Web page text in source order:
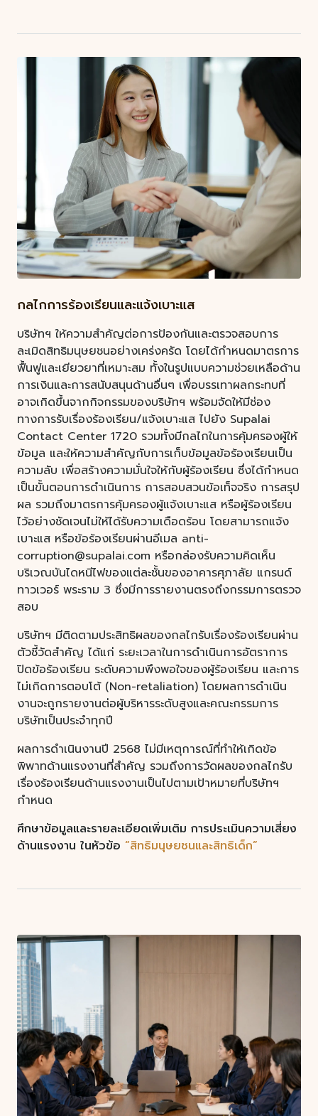
กลไกการร้องเรียนและแจ้งเบาะแส
บริษัทฯ ให้ความสำคัญต่อการป้องกันและตรวจสอบการ
ละเมิดสิทธิมนุษยชนอย่างเคร่งครัด โดยได้กำหนดมาตรการ
ฟื้นฟูและเยียวยาที่เหมาะสม ทั้งในรูปแบบความช่วยเหลือด้าน
การเงินและการสนับสนุนด้านอื่นๆ เพื่อบรรเทาผลกระทบที่
อาจเกิดขึ้นจากกิจกรรมของบริษัทฯ พร้อมจัดให้มีช่อง
ทางการรับเรื่องร้องเรียน/แจ้งเบาะแส ไปยัง Supalai
Contact Center 1720 รวมทั้งมีกลไกในการคุ้มครองผู้ให้
ข้อมูล และให้ความสำคัญกับการเก็บข้อมูลข้อร้องเรียนเป็น
ความลับ เพื่อสร้างความมั่นใจให้กับผู้ร้องเรียน ซึ่งได้กำหนด
เป็นขั้นตอนการดำเนินการ การสอบสวนข้อเท็จจริง การสรุป
ผล รวมถึงมาตรการคุ้มครองผู้แจ้งเบาะแส หรือผู้ร้องเรียน
ไว้อย่างชัดเจนไม่ให้ได้รับความเดือดร้อน โดยสามารถแจ้ง
เบาะแส หรือข้อร้องเรียนผ่านอีเมล anti-
corruption@supalai.com หรือกล่องรับความคิดเห็น
บริเวณบันไดหนีไฟของแต่ละชั้นของอาคารศุภาลัย แกรนด์
ทาวเวอร์ พระราม 3 ซึ่งมีการรายงานตรงถึงกรรมการตรวจ
สอบ
บริษัทฯ มีติดตามประสิทธิผลของกลไกรับเรื่องร้องเรียนผ่าน
ตัวชี้วัดสำคัญ ได้แก่ ระยะเวลาในการดำเนินการอัตราการ
ปิดข้อร้องเรียน ระดับความพึงพอใจของผู้ร้องเรียน และการ
ไม่เกิดการตอบโต้ (Non-retaliation) โดยผลการดำเนิน
งานจะถูกรายงานต่อผู้บริหารระดับสูงและคณะกรรมการ
บริษัทเป็นประจำทุกปี
ผลการดำเนินงานปี 2568 ไม่มีเหตุการณ์ที่ทำให้เกิดข้อ
พิพาทด้านแรงงานที่สำคัญ รวมถึงการวัดผลของกลไกรับ
เรื่องร้องเรียนด้านแรงงานเป็นไปตามเป้าหมายที่บริษัทฯ
กำหนด
ศึกษาข้อมูลและรายละเอียดเพิ่มเติม การประเมินความเสี่ยง
ด้านแรงงาน ในหัวข้อ “สิทธิมนุษยชนและสิทธิเด็ก”